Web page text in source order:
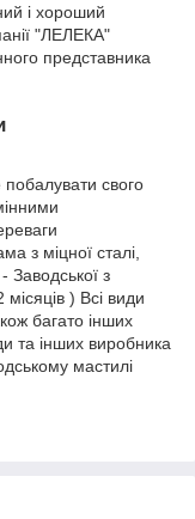
і хороший
"ЛЕЛЕКА"
представника
свого
з міцної сталі,
Заводської з
місяців ) Всі види
багато інших
та інших виробника
мастилі